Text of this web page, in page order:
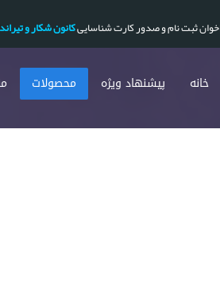
ثبت نام و صدور کارت شناساییکانون شکار و
خانه پیشنهاد ویژه محصولات